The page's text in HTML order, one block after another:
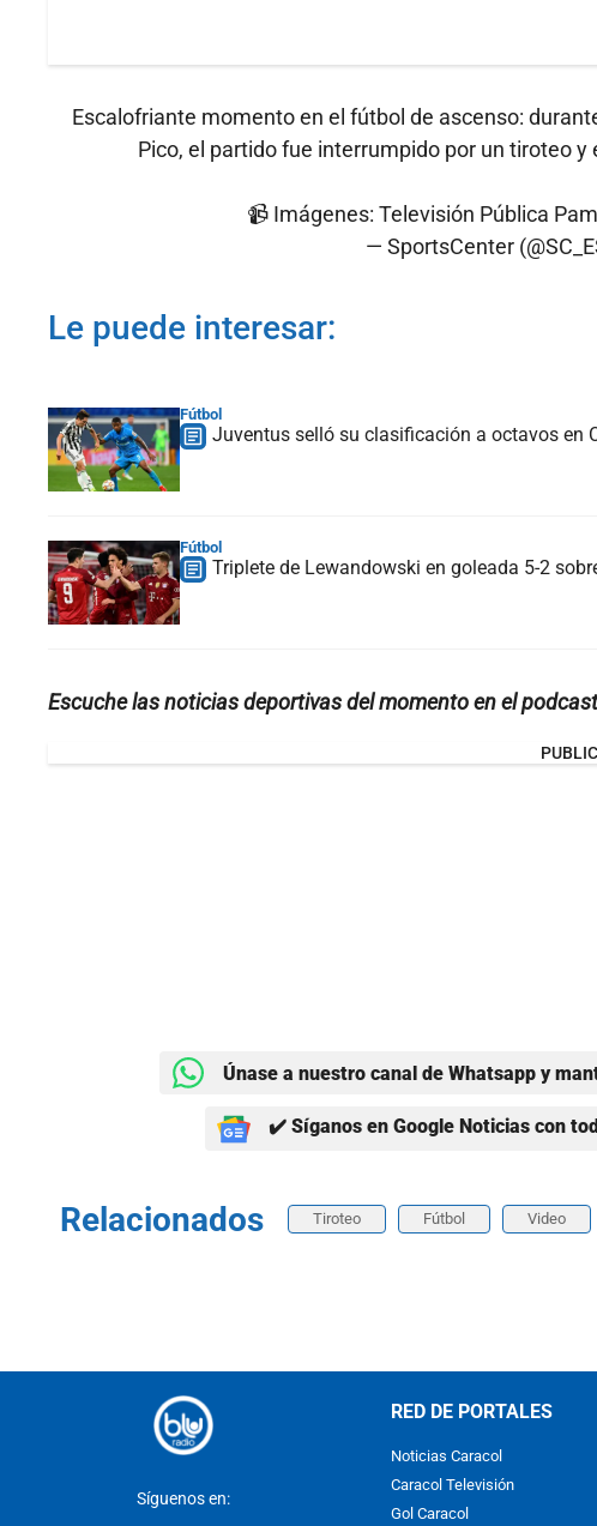
Escalofriante momento en el fútbol de ascenso:
Pico, el partido fue interrumpido por un tiroteo
📹 Imágenes: Televisión Pública
— SportsCenter
Le puede interesar:
Fútbol
Juventus selló su clasificación a octavos en
Fútbol
Triplete de Lewandowski en goleada 5-2
Escuche las noticias deportivas del momento en el
Únase a nuestro canal de Whatsapp y
✔️ Síganos en Google Noticias con
Relacionados Tiroteo Fútbol Video
Síguenos en:
RED DE PORTALES
Noticias Caracol
Caracol Televisión
Gol Caracol